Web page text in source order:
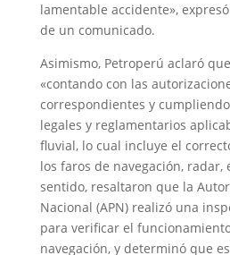
lamentable accidente»,
de un comunicado.
Asimismo, Petroperú aclaró
«contando con las
correspondientes y
legales y reglamentarios
fluvial, lo cual incluye el
los faros de navegación, radar,
sentido, resaltaron que la
Nacional (APN) realizó una
para verificar el
navegación, y determinó que